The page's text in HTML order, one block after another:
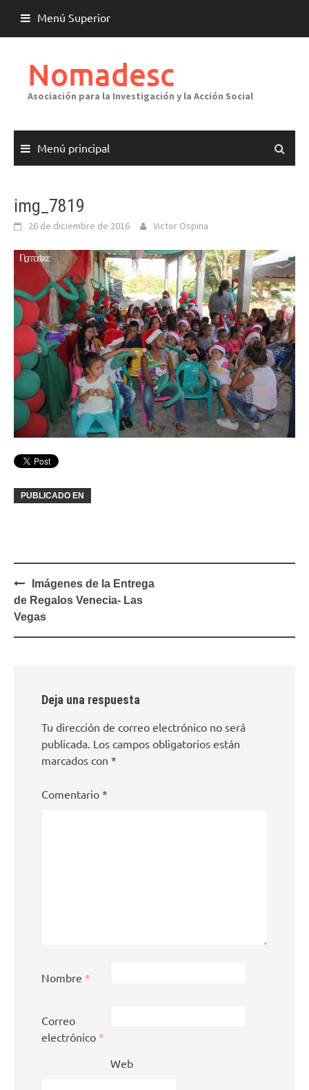
contenido
Menú Superior
Nomadesc
Asociación para la Investigación y la Acción Social
Menú principal
img_7819
26 de diciembre de 2016 Victor Ospina
PUBLICADO EN
Navegación
de
entradas
Imágenes de la Entrega
de Regalos Venecia- Las
Vegas
Deja una respuesta
Tu dirección de correo electrónico no será
publicada. Los campos obligatorios están
marcados con *
Comentario *
Nombre *
Correo
electrónico *
Web